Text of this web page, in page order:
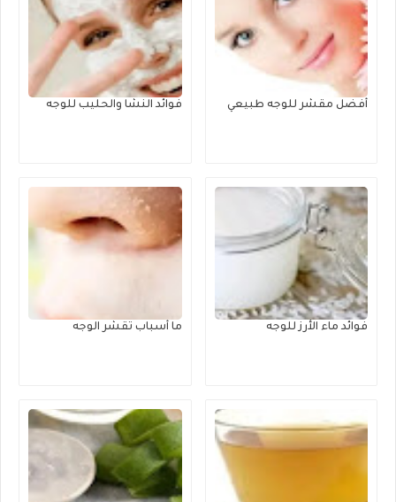
أفضل مقشر للوجه طبيعي فوائد النشا والحليب للوجه
فوائد ماء الأرز للوجه ما أسباب تقشر الوجه